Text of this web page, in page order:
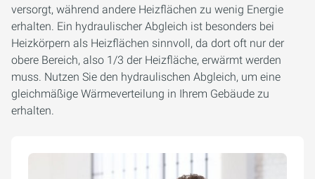
versorgt, während andere Heizflächen zu wenig Energie
erhalten. Ein hydraulischer Abgleich ist besonders bei
Heizkörpern als Heizflächen sinnvoll, da dort oft nur der
obere Bereich, also 1/3 der Heizfläche, erwärmt werden
muss. Nutzen Sie den hydraulischen Abgleich, um eine
gleichmäßige Wärmeverteilung in Ihrem Gebäude zu
erhalten.